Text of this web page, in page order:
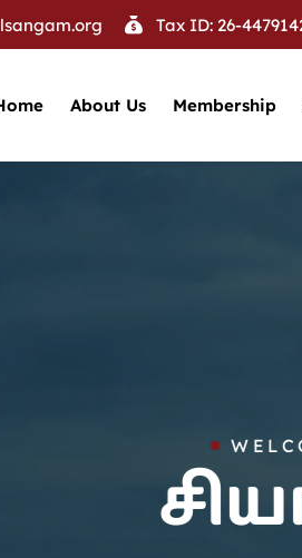
Tax ID: 26-
About Us Membership